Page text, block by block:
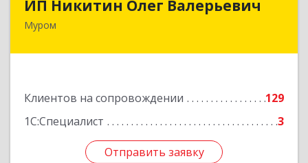
ИП Никитин Олег Валерьевич
Муром
Клиентов на сопровождении
129
1С:Специалист
3
Отправить заявку
Отправить заявку